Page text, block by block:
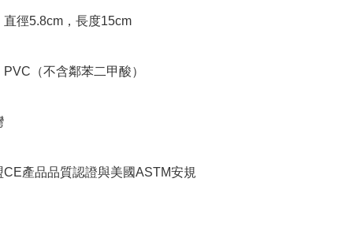
直徑5.8cm，長度15cm
（不含鄰苯二甲酸）
產品品質認證與美國ASTM安規